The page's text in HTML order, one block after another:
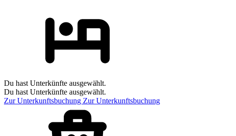
Du hast Unterkünfte ausgewählt.
Du hast Unterkünfte ausgewählt.
Zur Unterkunftsbuchung Zur Unterkunftsbuchung